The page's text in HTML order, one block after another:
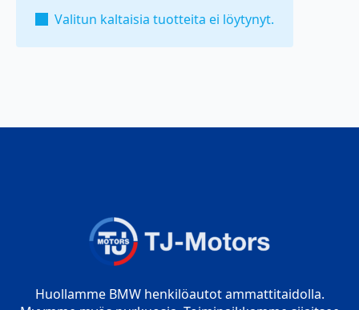
Valitun kaltaisia tuotteita ei löytynyt.
Huollamme BMW henkilöautot ammattitaidolla.